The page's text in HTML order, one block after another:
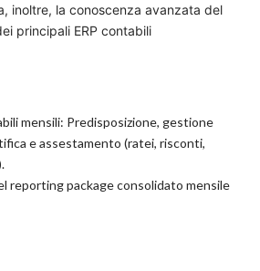
inoltre, la conoscenza avanzata del
principali ERP contabili
mensili: Predisposizione, gestione
e assestamento (ratei, risconti,
reporting package consolidato mensile